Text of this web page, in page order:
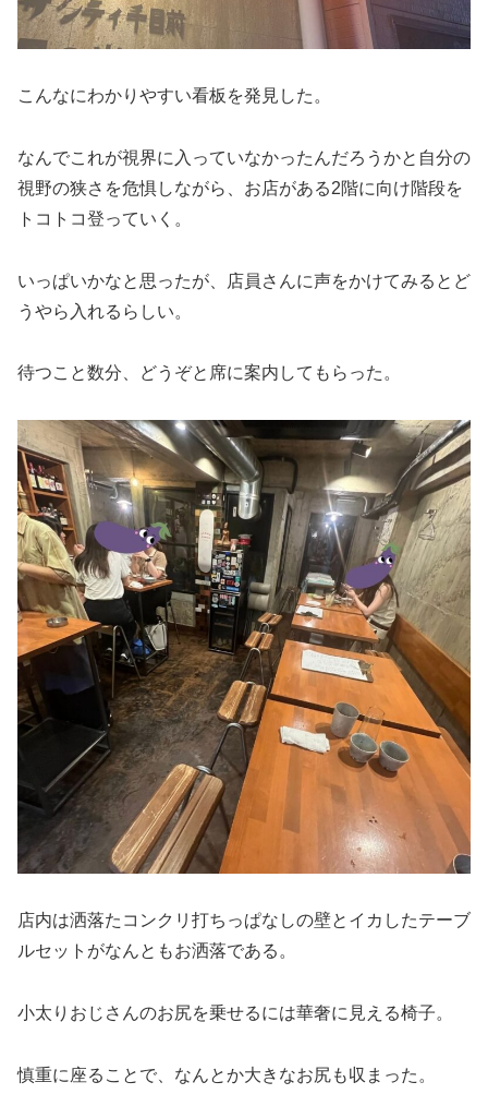
こんなにわかりやすい看板を発見した。
なんでこれが視界に入っていなかったんだろうかと自分の
視野の狭さを危惧しながら、お店がある2階に向け階段を
トコトコ登っていく。
いっぱいかなと思ったが、店員さんに声をかけてみるとど
うやら入れるらしい。
待つこと数分、どうぞと席に案内してもらった。
店内は洒落たコンクリ打ちっぱなしの壁とイカしたテーブ
ルセットがなんともお洒落である。
小太りおじさんのお尻を乗せるには華奢に見える椅子。
慎重に座ることで、なんとか大きなお尻も収まった。